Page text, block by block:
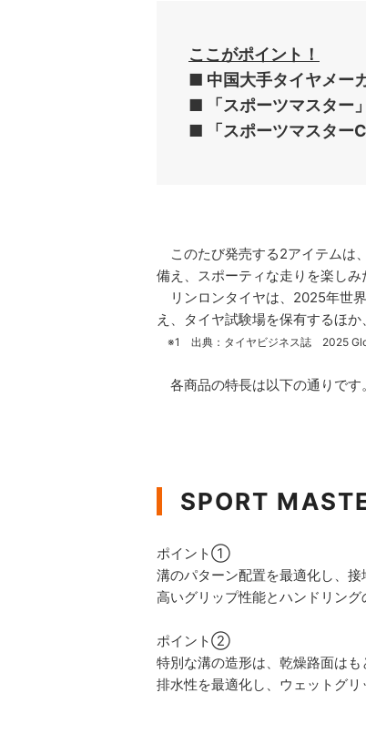
ここがポイント！
■ 中国大手タイヤメー
■ 「スポーツマスター
■ 「スポーツマスター
このたび発売する2アイテムは
備え、スポーティな走りを楽し
リンロンタイヤは、2025年世
え、タイヤ試験場を保有するほ
※1 出典：タイヤビジネス誌 2025
各商品の特長は以下の通りです。
SPORT
ポイント①
溝のパターン配置を最適化し、接
高いグリップ性能とハンドリン
ポイント②
特別な溝の造形は、乾燥路面は
排水性を最適化し、ウェットグ